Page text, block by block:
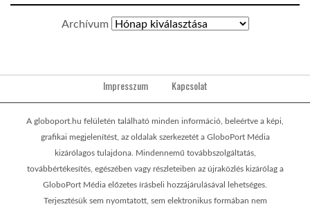
Archívum
Impresszum Kapcsolat
A globoport.hu felületén található minden információ, beleértve a képi,
grafikai megjelenítést, az oldalak szerkezetét a GloboPort Média
kizárólagos tulajdona. Mindennemű továbbszolgáltatás,
továbbértékesítés, egészében vagy részleteiben az újraközlés kizárólag a
GloboPort Média előzetes írásbeli hozzájárulásával lehetséges.
Terjesztésük sem nyomtatott, sem elektronikus formában nem